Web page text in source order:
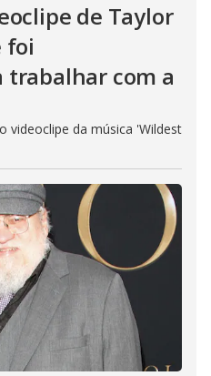
de Taylor
foi
trabalhar com a
videoclipe da música 'Wildest